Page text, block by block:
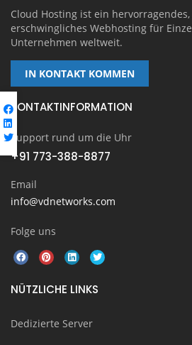
Cloud Hosting ist ein
erschwingliches Webhosting für
Unternehmen weltweit.
IN KONTAKT KOMMEN
KONTAKTINFORMATION
Support rund um die Uhr
+91 773-388-8877
Email
info@vdnetworks.com
Folge uns
NÜTZLICHE LINKS
Dedizierte Server